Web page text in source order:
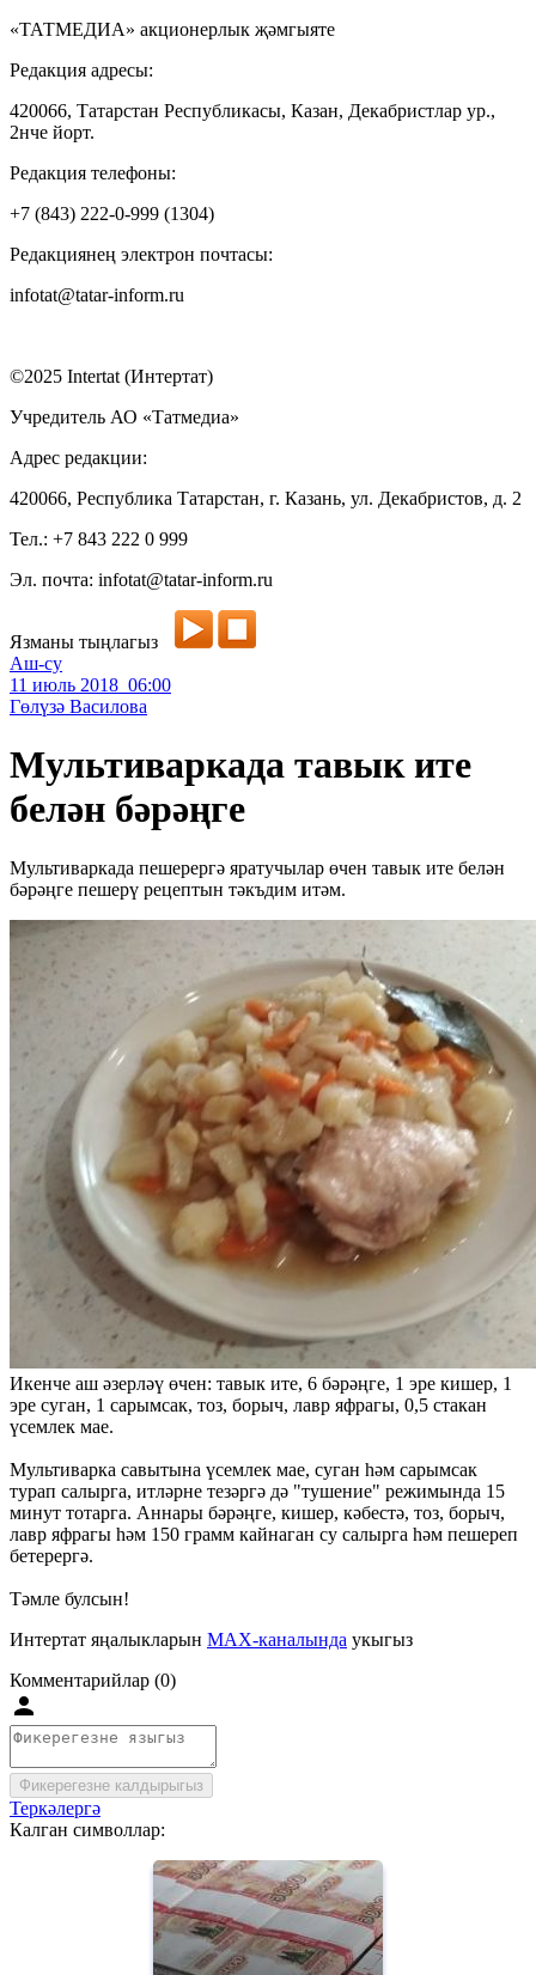
«ТАТМЕДИА» акционерлык җәмгыяте
Редакция адресы:
420066, Татарстан Республикасы, Казан, Декабристлар ур.,
2нче йорт.
Редакция телефоны:
+7 (843) 222-0-999 (1304)
Редакциянең электрон почтасы:
infotat@tatar-inform.ru
©2025 Intertat (Интертат)
Учредитель АО «Татмедиа»
Адрес редакции:
420066, Республика Татарстан, г. Казань, ул. Декабристов, д. 2
Тел.: +7 843 222 0 999
Эл. почта: infotat@tatar-inform.ru
Язманы тыңлагыз
Аш-су
11 июль 2018 06:00
Гөлүзә Василова
Мультиваркада тавык ите
белән бәрәңге
Мультиваркада пешерергә яратучылар өчен тавык ите белән
бәрәңге пешерү рецептын тәкъдим итәм.
Икенче аш әзерләү өчен: тавык ите, 6 бәрәңге, 1 эре кишер, 1
эре суган, 1 сарымсак, тоз, борыч, лавр яфрагы, 0,5 стакан
үсемлек мае.
Мультиварка савытына үсемлек мае, суган һәм сарымсак
турап салырга, итләрне тезәргә дә "тушение" режимында 15
минут тотарга. Аннары бәрәңге, кишер, кәбестә, тоз, борыч,
лавр яфрагы һәм 150 грамм кайнаган су салырга һәм пешереп
бетерергә.
Тәмле булсын!
Интертат яңалыкларын MAX-каналында укыгыз
Комментарийлар (0)
Фикерегезне калдырыгыз
Теркәлергә
Калган символлар: